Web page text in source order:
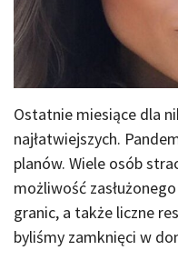
Ostatnie miesiące dla
najłatwiejszych.
planów. Wiele osób
możliwość
granic, a także liczne
byliśmy zamknięci w